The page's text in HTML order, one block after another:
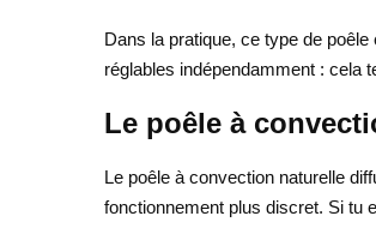
Dans la pratique, ce type de
réglables indépendamment : cela
Le poêle à
Le poêle à convection naturelle
fonctionnement plus discret. Si tu